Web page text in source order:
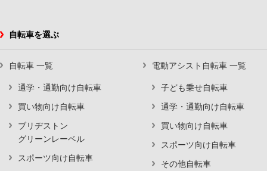
自転車を選ぶ
自転車 一覧
通学・通勤向け自転車
買い物向け自転車
ブリヂストン
グリーンレーベル
スポーツ向け自転車
電動アシスト自転車 一覧
子ども乗せ自転車
通学・通勤向け自転車
買い物向け自転車
スポーツ向け自転車
その他自転車